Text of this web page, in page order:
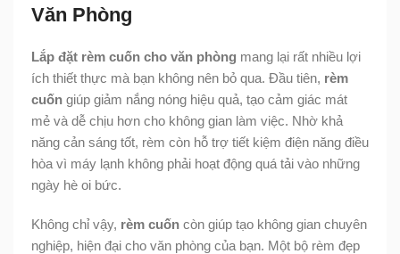
Văn Phòng
Lắp đặt rèm cuốn cho văn phòng mang lại rất nhiều lợi
ích thiết thực mà bạn không nên bỏ qua. Đầu tiên, rèm
cuốn giúp giảm nắng nóng hiệu quả, tạo cảm giác mát
mẻ và dễ chịu hơn cho không gian làm việc. Nhờ khả
năng cản sáng tốt, rèm còn hỗ trợ tiết kiệm điện năng điều
hòa vì máy lạnh không phải hoạt động quá tải vào những
ngày hè oi bức.
Không chỉ vậy, rèm cuốn còn giúp tạo không gian chuyên
nghiệp, hiện đại cho văn phòng của bạn. Một bộ rèm đẹp